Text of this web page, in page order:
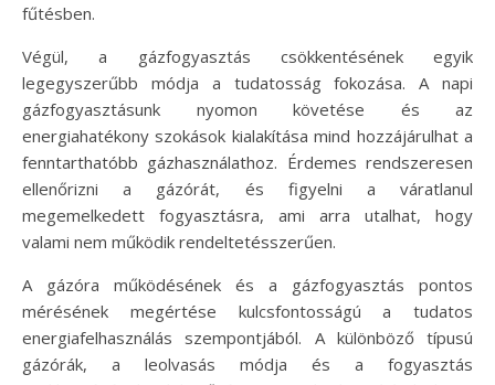
fűtésben.
Végül, a gázfogyasztás csökkentésének egyik
legegyszerűbb módja a tudatosság fokozása. A napi
gázfogyasztásunk nyomon követése és az
energiahatékony szokások kialakítása mind hozzájárulhat a
fenntarthatóbb gázhasználathoz. Érdemes rendszeresen
ellenőrizni a gázórát, és figyelni a váratlanul
megemelkedett fogyasztásra, ami arra utalhat, hogy
valami nem működik rendeltetésszerűen.
A gázóra működésének és a gázfogyasztás pontos
mérésének megértése kulcsfontosságú a tudatos
energiafelhasználás szempontjából. A különböző típusú
gázórák, a leolvasás módja és a fogyasztás